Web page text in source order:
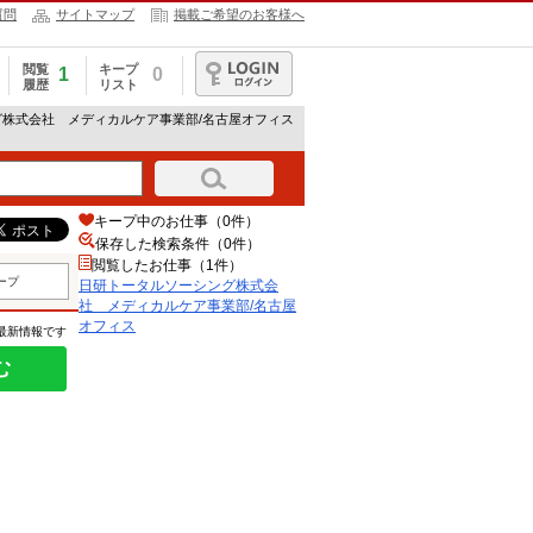
問 サイトマップ 掲載ご希望のお客様へ
閲覧
履歴
1
キープ
リスト
0
ログイン
式会社 メディカルケア事業部/名古屋オフィス
プ
新情報です
キープ中のお仕事（0件）
保存した検索条件（0件）
閲覧したお仕事（1件）
日研トータルソーシング株式会
社 メディカルケア事業部/名古屋
オフィス